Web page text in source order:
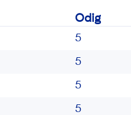
Odig
5
5
5
5